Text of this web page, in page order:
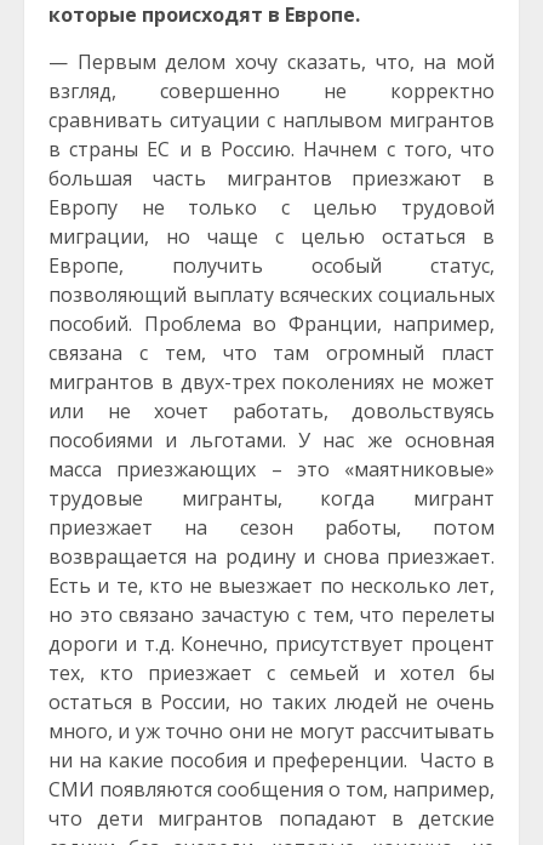
которые происходят в Европе.
— Первым делом хочу сказать, что, на мой
взгляд, совершенно не корректно
сравнивать ситуации с наплывом мигрантов
в страны ЕС и в Россию. Начнем с того, что
большая часть мигрантов приезжают в
Европу не только с целью трудовой
миграции, но чаще с целью остаться в
Европе, получить особый статус,
позволяющий выплату всяческих социальных
пособий. Проблема во Франции, например,
связана с тем, что там огромный пласт
мигрантов в двух-трех поколениях не может
или не хочет работать, довольствуясь
пособиями и льготами. У нас же основная
масса приезжающих – это «маятниковые»
трудовые мигранты, когда мигрант
приезжает на сезон работы, потом
возвращается на родину и снова приезжает.
Есть и те, кто не выезжает по несколько лет,
но это связано зачастую с тем, что перелеты
дороги и т.д. Конечно, присутствует процент
тех, кто приезжает с семьей и хотел бы
остаться в России, но таких людей не очень
много, и уж точно они не могут рассчитывать
ни на какие пособия и преференции. Часто в
СМИ появляются сообщения о том, например,
что дети мигрантов попадают в детские